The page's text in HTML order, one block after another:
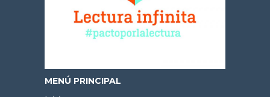
MENÚ PRINCIPAL